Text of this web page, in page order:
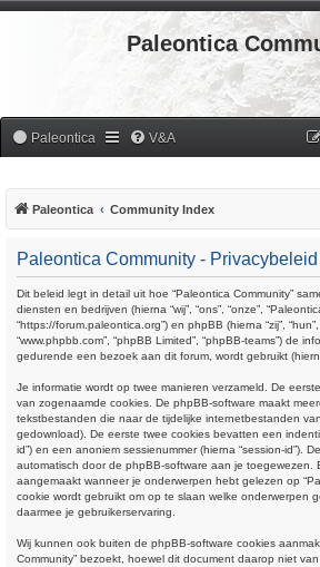
Paleontica
Paleontica V&A
Paleontica Community Index
Paleontica Community - Privacybeleid
Dit beleid legt in detail uit hoe “Paleontica Community”
diensten en bedrijven (hierna “wij”, “ons”, “onze”,
“https://forum.paleontica.org”) en phpBB (hierna “zij”, “hun”,
“www.phpbb.com”, “phpBB Limited”, “phpBB-teams”) de
gedurende een bezoek aan dit forum, wordt gebruikt
Je informatie wordt op twee manieren verzameld. De
van zogenaamde cookies. De phpBB-software maakt
tekstbestanden die naar de tijdelijke internetbestanden
gedownload). De eerste twee cookies bevatten een
id”) en een anoniem sessienummer (hierna “session-id”).
automatisch door de phpBB-software aan je toegewezen.
aangemaakt wanneer je onderwerpen hebt gelezen op
cookie wordt gebruikt om op te slaan welke onderwerpen
daarmee je gebruikerservaring.
Wij kunnen ook buiten de phpBB-software cookies
Community” bezoekt, hoewel dit document daarop niet